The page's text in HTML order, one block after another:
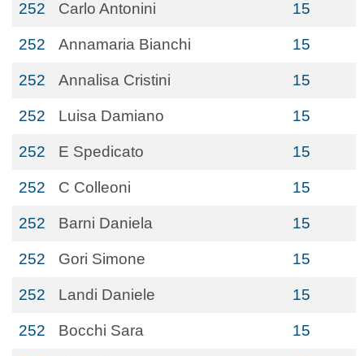
252 Carlo Antonini 15
252 Annamaria Bianchi 15
252 Annalisa Cristini 15
252 Luisa Damiano 15
252 E Spedicato 15
252 C Colleoni 15
252 Barni Daniela 15
252 Gori Simone 15
252 Landi Daniele 15
252 Bocchi Sara 15